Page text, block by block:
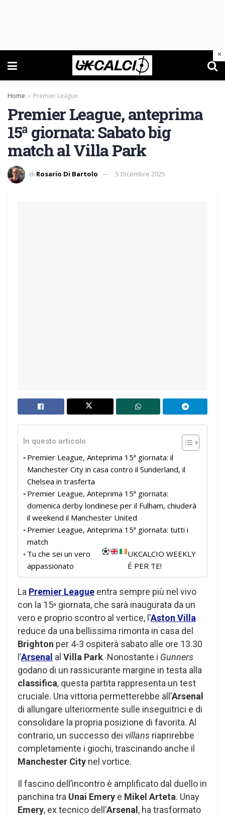
Home Premier League
Premier League, anteprima
15ª giornata: Sabato big
match al Villa Park
di Rosario Di Bartolo 5 Dicembre 2025
In questo articolo
Premier League, Anteprima 15ª giornata: il
Manchester City in casa contro il Sunderland, il
Chelsea in trasferta
Premier League, Anteprima 15ª giornata:
domenica derby londinese per il Fulham, chiuderà
il weekend il Manchester United
Premier League, Anteprima 15ª giornata: tutti i
match
Tu che sei un vero
appassionato
UKCALCIO WEEKLY
É PER TE!
La Premier League entra sempre più nel vivo
con la 15a giornata, che sarà inaugurata da un
vero e proprio scontro al vertice, l’Aston Villa
reduce da una bellissima rimonta in casa del
Brighton per 4-3 ospiterà sabato alle ore 13.30
l’Arsenal al Villa Park. Nonostante i Gunners
godano di un rassicurante margine in testa alla
classifica, questa partita rappresenta un test
cruciale. Una vittoria permetterebbe all’Arsenal
di allungare ulteriormente sulle inseguitrici e di
consolidare la propria posizione di favorita. Al
contrario, un successo dei villans riaprirebbe
completamente i giochi, trascinando anche il
Manchester City nel vortice.
Il fascino dell’incontro è amplificato dal duello in
panchina tra Unai Emery e Mikel Arteta. Unay
Emery, ex tecnico dell’Arsenal, ha trasformato
×